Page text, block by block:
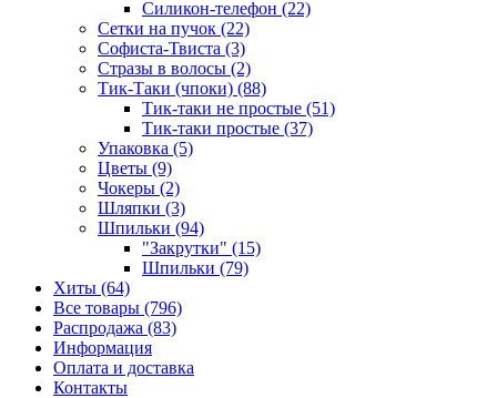
Силикон-телефон (22)
Сетки на пучок (22)
Софиста-Твиста (3)
Стразы в волосы (2)
Тик-Таки (чпоки) (88)
Тик-таки не простые (51)
Тик-таки простые (37)
Упаковка (5)
Цветы (9)
Чокеры (2)
Шляпки (3)
Шпильки (94)
"Закрутки" (15)
Шпильки (79)
Хиты (64)
Все товары (796)
Распродажа (83)
Информация
Оплата и доставка
Контакты